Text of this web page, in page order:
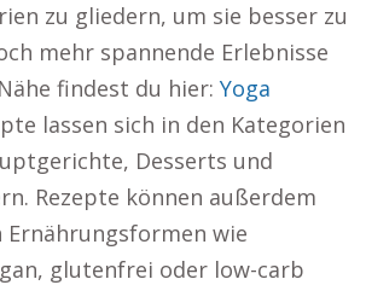
zu gliedern, um sie besser zu
mehr spannende Erlebnisse
findest du hier: Yoga
lassen sich in den Kategorien
Desserts und
Rezepte können außerdem
Ernährungsformen wie
glutenfrei oder low-carb